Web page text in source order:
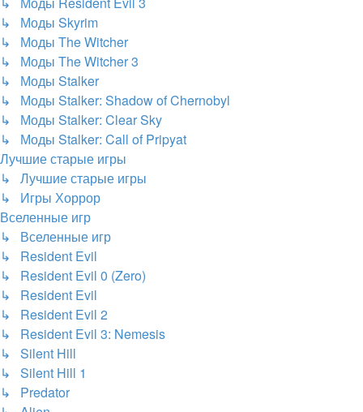
↳ Моды Skyrim
↳ Моды The Witcher
↳ Моды The Witcher 3
↳ Моды Stalker
↳ Моды Stalker: Shadow of Chernobyl
↳ Моды Stalker: Clear Sky
↳ Моды Stalker: Call of Pripyat
Лучшие старые игры
↳ Лучшие старые игры
↳ Игры Хоррор
Вселенные игр
↳ Вселенные игр
↳ Resident Evil
↳ Resident Evil 0 (Zero)
↳ Resident Evil
↳ Resident Evil 2
↳ Resident Evil 3: Nemesis
↳ Silent Hill
↳ Silent Hill 1
↳ Predator